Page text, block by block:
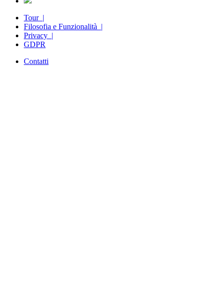
Tour |
Filosofia e Funzionalità |
Privacy |
GDPR
Contatti